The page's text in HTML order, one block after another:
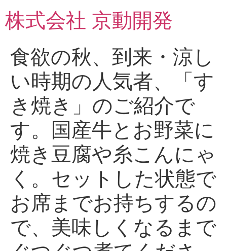
ン
テ株式会社 京動開発
食欲の秋、到来・涼し
い時期の人気者、「す
き焼き」のご紹介で
す。国産牛とお野菜に
焼き豆腐や糸こんにゃ
く。セットした状態で
お席までお持ちするの
で、美味しくなるまで